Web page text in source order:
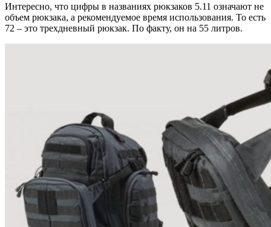
Интересно, что цифры в названиях рюкзаков 5.11 означают не
объем рюкзака, а рекомендуемое время использования. То есть
72 – это трехдневный рюкзак. По факту, он на 55 литров.